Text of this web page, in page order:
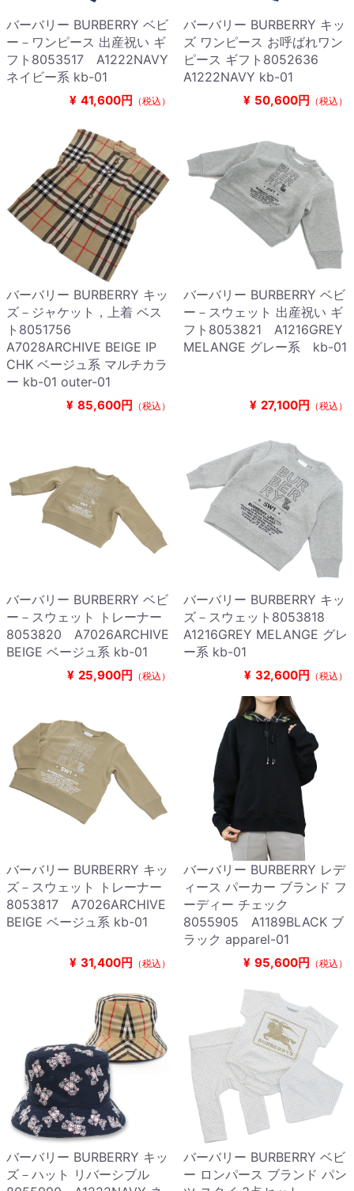
バーバリー BURBERRY ベビ
ー－ワンピース 出産祝い ギ
フト8053517 A1222NAVY
ネイビー系 kb-01
¥ 41,600円 （税込）
バーバリー BURBERRY キッ
ズ ワンピース お呼ばれワン
ピース ギフト8052636
A1222NAVY kb-01
¥ 50,600円 （税込）
バーバリー BURBERRY キッ
ズ－ジャケット，上着 ベス
ト8051756
A7028ARCHIVE BEIGE IP
CHK ベージュ系 マルチカラ
ー kb-01 outer-01
¥ 85,600円 （税込）
バーバリー BURBERRY ベビ
ー－スウェット 出産祝い ギ
フト8053821 A1216GREY
MELANGE グレー系 kb-01
¥ 27,100円 （税込）
バーバリー BURBERRY ベビ
ー－スウェット トレーナー
8053820 A7026ARCHIVE
BEIGE ベージュ系 kb-01
¥ 25,900円 （税込）
バーバリー BURBERRY キッ
ズ－スウェット8053818
A1216GREY MELANGE グレ
ー系 kb-01
¥ 32,600円 （税込）
バーバリー BURBERRY キッ
ズ－スウェット トレーナー
8053817 A7026ARCHIVE
BEIGE ベージュ系 kb-01
¥ 31,400円 （税込）
バーバリー BURBERRY レデ
ィース パーカー ブランド フ
ーディー チェック
8055905 A1189BLACK ブ
ラック apparel-01
¥ 95,600円 （税込）
バーバリー BURBERRY キッ
ズ－ハット リバーシブル
バーバリー BURBERRY ベビ
ー ロンパース ブランド パン